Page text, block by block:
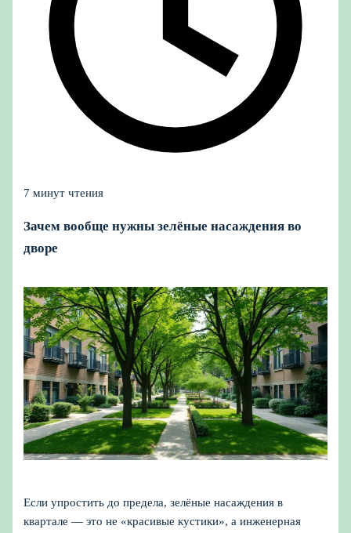
7 минут чтения
Зачем вообще нужны зелёные насаждения во
дворе
Если упростить до предела, зелёные насаждения в
квартале — это не «красивые кустики», а инженерная